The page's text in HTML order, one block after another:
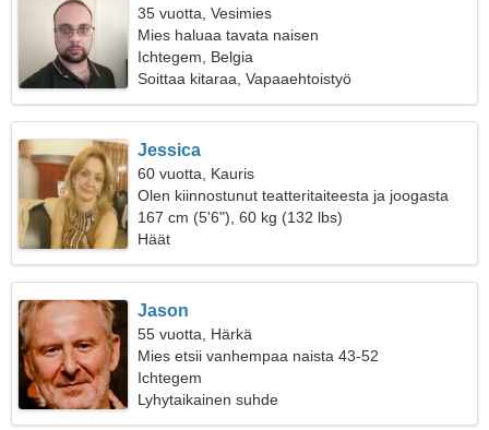
35 vuotta, Vesimies
Mies haluaa tavata naisen
Ichtegem, Belgia
Soittaa kitaraa, Vapaaehtoistyö
Jessica
60 vuotta, Kauris
Olen kiinnostunut teatteritaiteesta ja joogasta
167 cm (5'6"), 60 kg (132 lbs)
Häät
Jason
55 vuotta, Härkä
Mies etsii vanhempaa naista 43-52
Ichtegem
Lyhytaikainen suhde